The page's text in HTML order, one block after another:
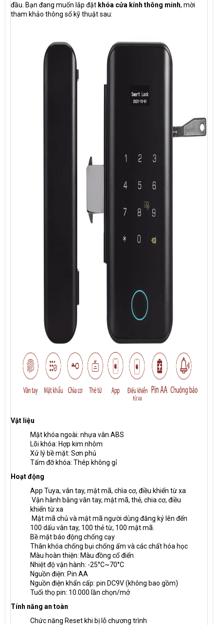
đầu. Bạn đang muốn lắp đặt khóa cửa kính thông minh, mời
tham khảo thông số kỹ thuật sau:
Vật liệu
Mặt khóa ngoài: nhựa vân ABS
Lõi khóa: Hợp kim nhôm
Xử lý bề mặt: Sơn phủ
Tấm đỡ khóa: Thép không gỉ
Hoạt động
App Tuya, vân tay, mật mã, chìa cơ, điều khiển từ xa
Vận hành bằng vân tay, mật mã, thẻ, chia cơ, điều
khiển từ xa
Mật mã chủ và mật mã người dùng đăng ký lên đến
100 dấu vân tay, 100 thẻ từ, 100 mật mã.
Bề mặt báo động chống cạy
Thân khóa chống bụi chống ẩm và các chất hóa học
Màu hoàn thiện: Màu đồng cổ điển
Nhiệt độ vận hành: -25°C~70°C
Nguồn điện: Pin AA
Nguồn điện khẩn cấp: pin DC9V (không bao gồm)
Tuổi thọ pin: 10.000 lần chọn/mở
Tính năng an toàn
Chức năng Reset khi bị lỗ chương trình